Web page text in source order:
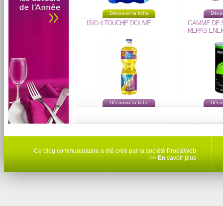
Découvrir la fiche
ISIO 4 TOUCHE D'OLIVE
GAMME DE
REPAS
Découvrir la fiche
Ce blog communautaire a été créé par la société Prod&Web
>> En savoir plus